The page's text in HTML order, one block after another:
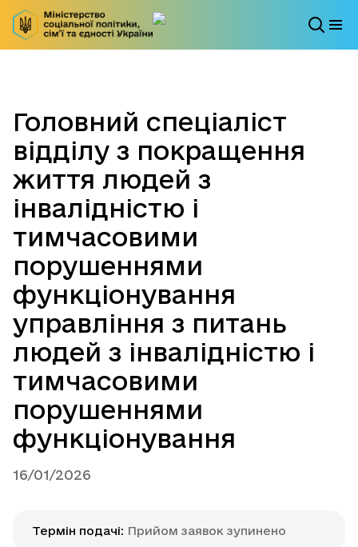
Головний спеціаліст
відділу з покращення
життя людей з
інвалідністю і
тимчасовими
порушеннями
функціонування
управління з питань
людей з інвалідністю і
тимчасовими
порушеннями
функціонування
16/01/2026
Термін подачі: Прийом заявок зупинено